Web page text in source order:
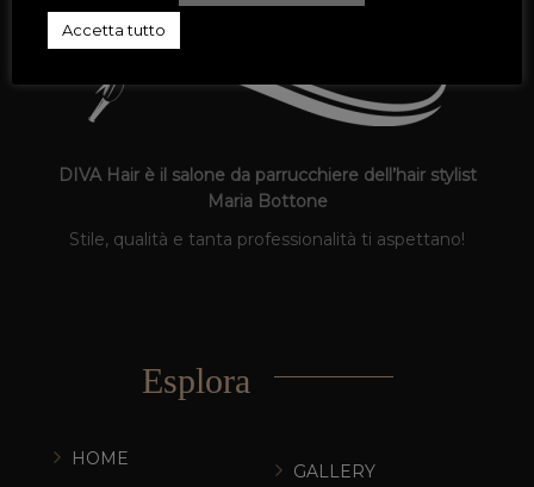
DIVA Hair è il salone da parrucchiere dell’hair stylist
Maria Bottone
Stile, qualità e tanta professionalità ti aspettano!
Esplora
HOME
GALLERY
Accetta tutto